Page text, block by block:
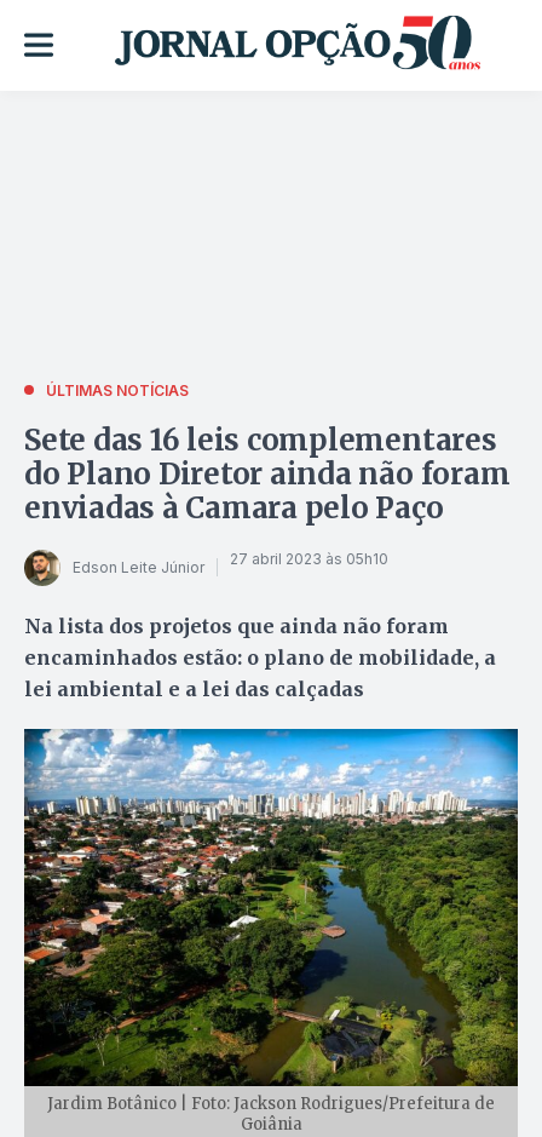
ÚLTIMAS NOTÍCIAS
Sete das 16 leis complementares
do Plano Diretor ainda não foram
enviadas à Camara pelo Paço
Edson Leite Júnior 27 abril 2023 às 05h10
Na lista dos projetos que ainda não foram
encaminhados estão: o plano de mobilidade, a
lei ambiental e a lei das calçadas
Jardim Botânico | Foto: Jackson Rodrigues/Prefeitura de
Goiânia